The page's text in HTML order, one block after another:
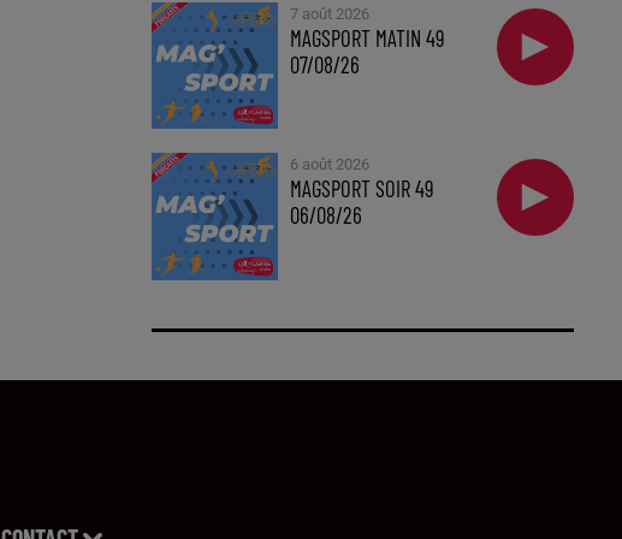
7 août 2026
MAGSPORT MATIN 49
07/08/26
6 août 2026
MAGSPORT SOIR 49
06/08/26